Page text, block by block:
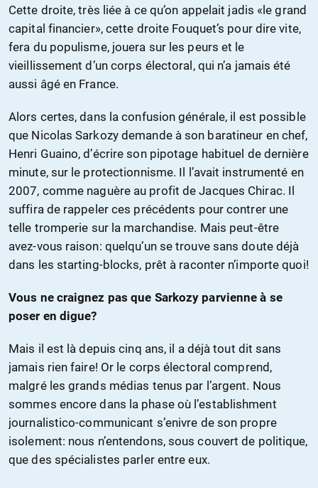
Cette droite, très liée à ce qu’on appelait jadis «le grand
capital financier», cette droite Fouquet’s pour dire vite,
fera du populisme, jouera sur les peurs et le
vieillissement d’un corps électoral, qui n’a jamais été
aussi âgé en France.
Alors certes, dans la confusion générale, il est possible
que Nicolas Sarkozy demande à son baratineur en chef,
Henri Guaino, d’écrire son pipotage habituel de dernière
minute, sur le protectionnisme. Il l’avait instrumenté en
2007, comme naguère au profit de Jacques Chirac. Il
suffira de rappeler ces précédents pour contrer une
telle tromperie sur la marchandise. Mais peut-être
avez-vous raison: quelqu’un se trouve sans doute déjà
dans les starting-blocks, prêt à raconter n’importe quoi!
Vous ne craignez pas que Sarkozy parvienne à se
poser en digue?
Mais il est là depuis cinq ans, il a déjà tout dit sans
jamais rien faire! Or le corps électoral comprend,
malgré les grands médias tenus par l’argent. Nous
sommes encore dans la phase où l’establishment
journalistico-communicant s’enivre de son propre
isolement: nous n’entendons, sous couvert de politique,
que des spécialistes parler entre eux.